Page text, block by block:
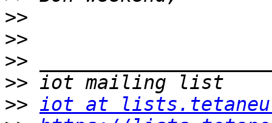
>>
>>
>>
>>
>> iot at